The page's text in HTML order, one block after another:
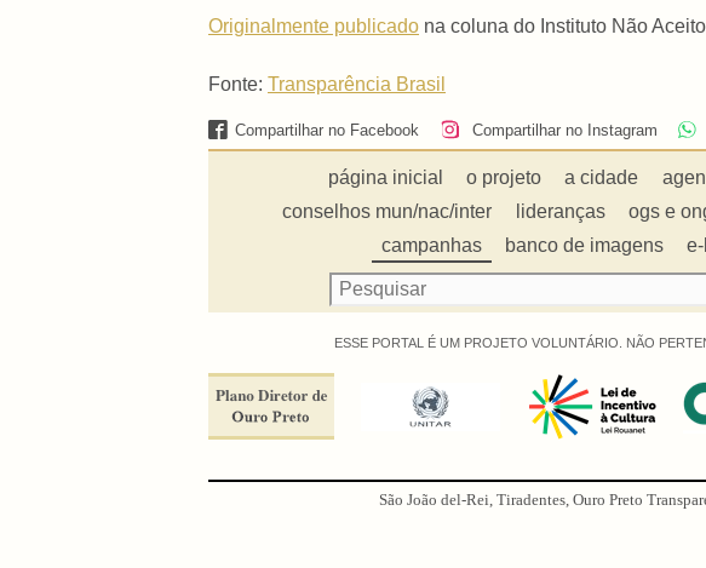
Originalmente publicado na coluna do Instituto Não
Fonte: Transparência Brasil
Compartilhar no Facebook Compartilhar no Instagram
página inicial o projeto a cidade
conselhos mun/nac/inter
lideranças ogs e
campanhas
banco de imagens
ESSE PORTAL É UM PROJETO VOLUNTÁRIO. NÃO
São João del-Rei, Tiradentes, Ouro Preto